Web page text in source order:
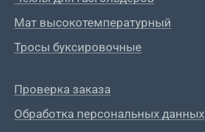
Мат высокотемпературный
Тросы буксировочные
Проверка заказа
Обработка персональных данных